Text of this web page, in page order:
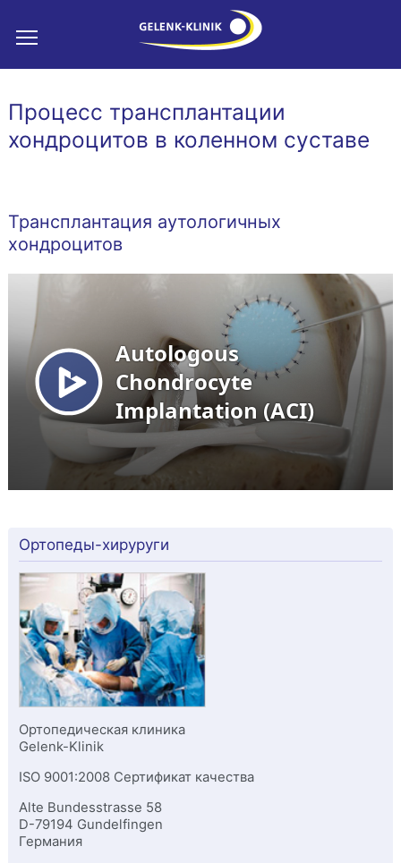
Процесс трансплантации
хондроцитов в коленном суставе
Трансплантация аутологичных
хондроцитов
Ортопеды-хируруги
Ортопедическая клиника
Gelenk-Klinik
ISO 9001:2008 Сертификат качества
Alte Bundesstrasse 58
D-79194 Gundelfingen
Германия